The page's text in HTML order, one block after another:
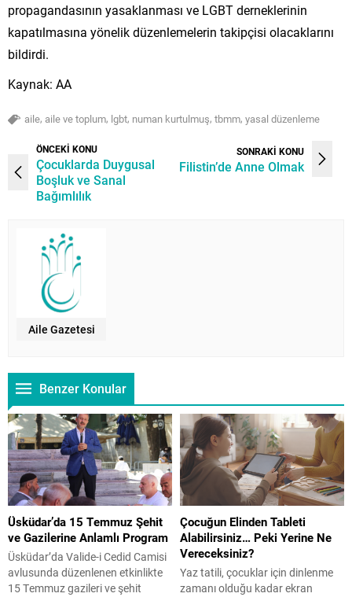
propagandasının yasaklanması ve LGBT derneklerinin
kapatılmasına yönelik düzenlemelerin takipçisi olacaklarını
bildirdi.
Kaynak: AA
aile, aile ve toplum, lgbt, numan kurtulmuş, tbmm, yasal düzenleme
ÖNCEKİ KONU
Çocuklarda Duygusal
Boşluk ve Sanal
Bağımlılık
SONRAKİ KONU
Filistin’de Anne Olmak
Aile Gazetesi
Benzer Konular
Üsküdar’da 15 Temmuz Şehit
ve Gazilerine Anlamlı Program
Üsküdar’da Valide-i Cedid Camisi
avlusunda düzenlenen etkinlikte
15 Temmuz gazileri ve şehit
Çocuğun Elinden Tableti
Alabilirsiniz… Peki Yerine Ne
Vereceksiniz?
Yaz tatili, çocuklar için dinlenme
zamanı olduğu kadar ekran